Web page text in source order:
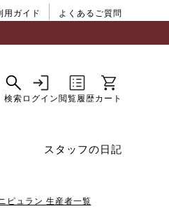
用ガイド よくあるご質問
スタッフの日記
ピュラン 生産者一覧